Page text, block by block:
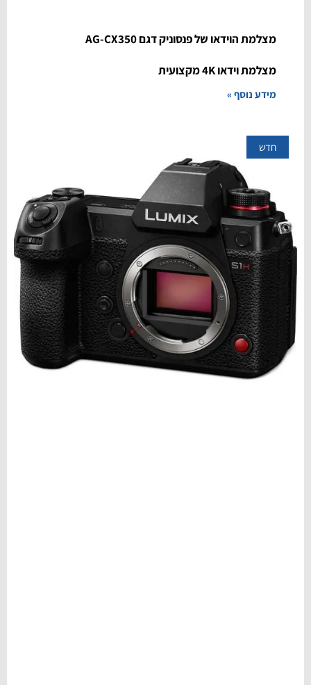
מצלמת הוידאו של פנסוניק דגם AG-CX350
מצלמת וידאו 4K מקצועית
מידע נוסף »
חדש